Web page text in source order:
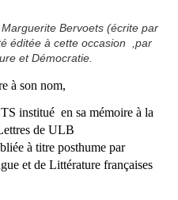
Bervoets (écrite par
éditée à cette occasion ,par
et Démocratie.
à son nom,
institué en sa mémoire à la
de ULB
à titre posthume par
et de Littérature françaises